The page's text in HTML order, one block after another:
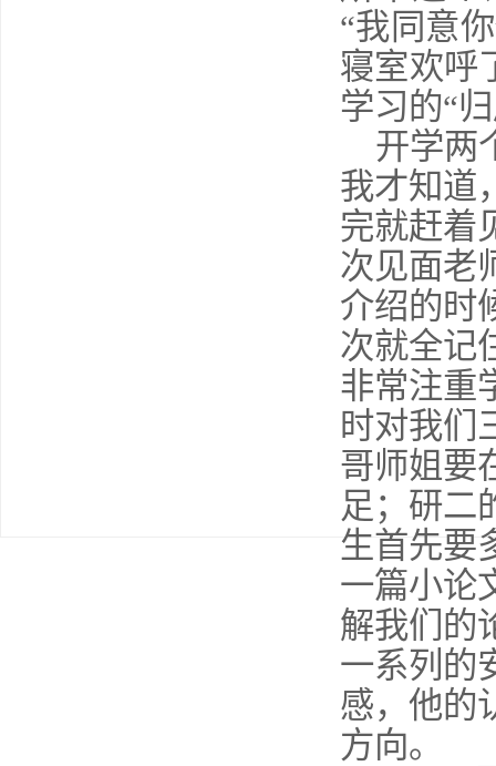
“我同意
寝室欢呼
学习的“
开学两
我才知道
完就赶着
次见面老
介绍的时
次就全记
非常注重
时对我们
哥师姐要
足；研二
生首先要
一篇小论
解我们的
一系列的
感，他的
方向。